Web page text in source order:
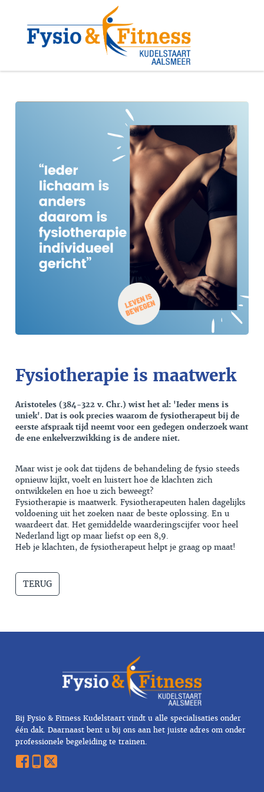
Fysiotherapie is maatwerk
Aristoteles (384-322 v. Chr.) wist het al: 'Ieder mens is
uniek'. Dat is ook precies waarom de fysiotherapeut bij de
eerste afspraak tijd neemt voor een gedegen onderzoek want
de ene enkelverzwikking is de andere niet.
Maar wist je ook dat tijdens de behandeling de fysio steeds
opnieuw kijkt, voelt en luistert hoe de klachten zich
ontwikkelen en hoe u zich beweegt?
Fysiotherapie is maatwerk. Fysiotherapeuten halen dagelijks
voldoening uit het zoeken naar de beste oplossing. En u
waardeert dat. Het gemiddelde waarderingscijfer voor heel
Nederland ligt op maar liefst op een 8,9.
Heb je klachten, de fysiotherapeut helpt je graag op maat!
TERUG
Bij Fysio & Fitness Kudelstaart vindt u alle specialisaties onder
één dak. Daarnaast bent u bij ons aan het juiste adres om onder
professionele begeleiding te trainen.